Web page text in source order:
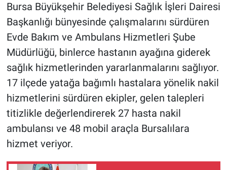
Bursa Büyükşehir Belediyesi Sağlık İşleri Dairesi
Başkanlığı bünyesinde çalışmalarını sürdüren
Evde Bakım ve Ambulans Hizmetleri Şube
Müdürlüğü, binlerce hastanın ayağına giderek
sağlık hizmetlerinden yararlanmalarını sağlıyor.
17 ilçede yatağa bağımlı hastalara yönelik nakil
hizmetlerini sürdüren ekipler, gelen talepleri
titizlikle değerlendirerek 27 hasta nakil
ambulansı ve 48 mobil araçla Bursalılara
hizmet veriyor.